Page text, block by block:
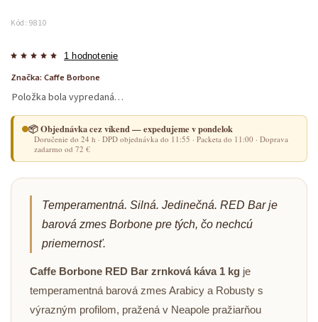
Kód: 9810
1 hodnotenie
Značka: Caffe Borbone
Položka bola vypredaná…
📦 Objednávka cez víkend — expedujeme v pondelok
Doručenie do 24 h · DPD objednávka do 11:55 · Packeta do 11:00 · Doprava
zadarmo od 72 €
Temperamentná. Silná. Jedinečná. RED Bar je
barová zmes Borbone pre tých, čo nechcú
priemernosť.
Caffe Borbone RED Bar zrnková káva 1 kg je
temperamentná barová zmes Arabicy a Robusty s
výrazným profilom, pražená v Neapole pražiarňou